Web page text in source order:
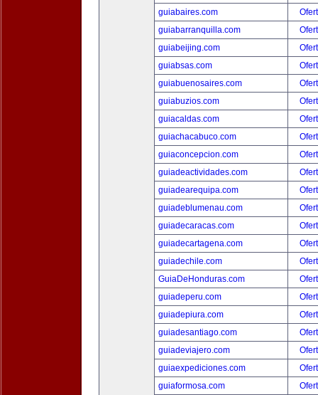
guiabaires.com
guiabarranquilla.com
guiabeijing.com
guiabsas.com
guiabuenosaires.com
guiabuzios.com
guiacaldas.com
guiachacabuco.com
guiaconcepcion.com
guiadeactividades.com
guiadearequipa.com
guiadeblumenau.com
guiadecaracas.com
guiadecartagena.com
guiadechile.com
GuiaDeHonduras.com
guiadeperu.com
guiadepiura.com
guiadesantiago.com
guiadeviajero.com
guiaexpediciones.com
guiaformosa.com